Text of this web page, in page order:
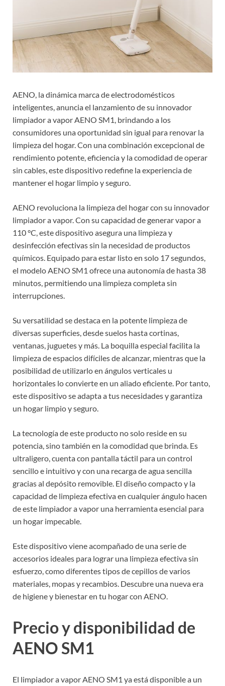
AENO, la dinámica marca de electrodomésticos
inteligentes, anuncia el lanzamiento de su innovador
limpiador a vapor AENO SM1, brindando a los
consumidores una oportunidad sin igual para renovar la
limpieza del hogar. Con una combinación excepcional de
rendimiento potente, eficiencia y la comodidad de operar
sin cables, este dispositivo redefine la experiencia de
mantener el hogar limpio y seguro.
AENO revoluciona la limpieza del hogar con su innovador
limpiador a vapor. Con su capacidad de generar vapor a
110 °C, este dispositivo asegura una limpieza y
desinfección efectivas sin la necesidad de productos
químicos. Equipado para estar listo en solo 17 segundos,
el modelo AENO SM1 ofrece una autonomía de hasta 38
minutos, permitiendo una limpieza completa sin
interrupciones.
Su versatilidad se destaca en la potente limpieza de
diversas superficies, desde suelos hasta cortinas,
ventanas, juguetes y más. La boquilla especial facilita la
limpieza de espacios difíciles de alcanzar, mientras que la
posibilidad de utilizarlo en ángulos verticales u
horizontales lo convierte en un aliado eficiente. Por tanto,
este dispositivo se adapta a tus necesidades y garantiza
un hogar limpio y seguro.
La tecnología de este producto no solo reside en su
potencia, sino también en la comodidad que brinda. Es
ultraligero, cuenta con pantalla táctil para un control
sencillo e intuitivo y con una recarga de agua sencilla
gracias al depósito removible. El diseño compacto y la
capacidad de limpieza efectiva en cualquier ángulo hacen
de este limpiador a vapor una herramienta esencial para
un hogar impecable.
Este dispositivo viene acompañado de una serie de
accesorios ideales para lograr una limpieza efectiva sin
esfuerzo, como diferentes tipos de cepillos de varios
materiales, mopas y recambios. Descubre una nueva era
de higiene y bienestar en tu hogar con AENO.
Precio y disponibilidad de
AENO SM1
El limpiador a vapor AENO SM1 ya está disponible a un